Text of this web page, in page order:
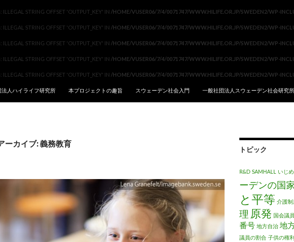
: ILLEGAL STRING OFFSET 'OUTPUT_KEY' IN /HOME/VUSER06/7/4/0071747/WWW.HILIFE.OR.JP/SWEDEN2/WP-
: ILLEGAL STRING OFFSET 'OUTPUT_KEY' IN /HOME/VUSER06/7/4/0071747/WWW.HILIFE.OR.JP/SWEDEN2/WP-
: ILLEGAL STRING OFFSET 'OUTPUT_KEY' IN /HOME/VUSER06/7/4/0071747/WWW.HILIFE.OR.JP/SWEDEN2/WP-
: ILLEGAL STRING OFFSET 'OUTPUT_KEY' IN /HOME/VUSER06/7/4/0071747/WWW.HILIFE.OR.JP/SWEDEN2/WP-
: ILLEGAL STRING OFFSET 'OUTPUT_KEY' IN /HOME/VUSER06/7/4/0071747/WWW.HILIFE.OR.JP/SWEDEN2/WP-
法人ハイライフ研究所 本プロジェクトの趣旨 スウェーデン社会入門 一般社団法人スウェーデン社会研究所
ーカイブ: 義務教育
トピック
R&D SAMHALL いじ
ーデンの国
と平等 介護制
理 原発 国会議
番号 地方自治 地
議員の割合 子供の権